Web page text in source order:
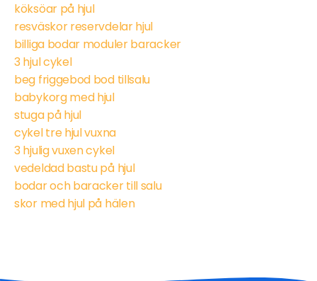
köksöar på hjul
resväskor reservdelar hjul
billiga bodar moduler baracker
3 hjul cykel
beg friggebod bod tillsalu
babykorg med hjul
stuga på hjul
cykel tre hjul vuxna
3 hjulig vuxen cykel
vedeldad bastu på hjul
bodar och baracker till salu
skor med hjul på hälen